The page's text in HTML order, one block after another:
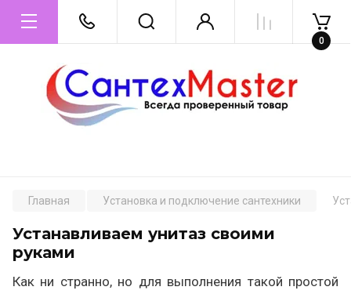
0
Главная Установка и подключение сантехники
Устанавливаем унитаз своими
руками
Как ни странно, но для выполнения такой простой